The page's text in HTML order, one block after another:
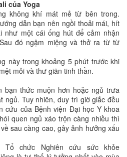
của Yoga
không khí mát mẻ từ bên trong.
dẫn bạn nên ngồi thoải mái, hít
như một cái ống hút để cảm nhận
đó ngậm miệng và thở ra từ từ
này trong khoảng 5 phút trước khi
mỏi và thư giãn tinh thần.
bạn thức muộn hơn hoặc ngủ trưa
ngủ. Tuy nhiên, duy trì giờ giấc đều
cứu của Bệnh viện Đại học Y khoa
quen ngủ xáo trộn càng nhiều thì
sau càng cao, gây ảnh hưởng xấu
chức Nghiên cứu sức khỏe